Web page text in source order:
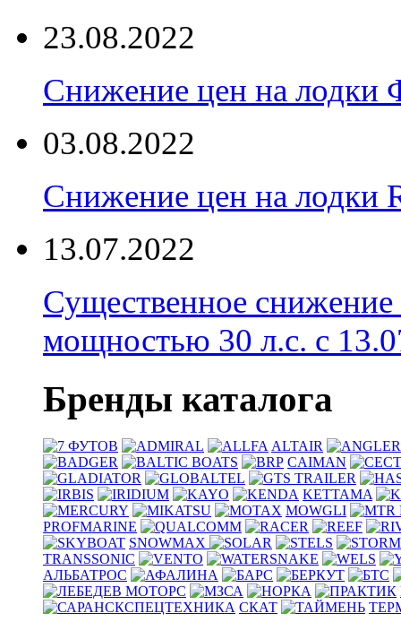
23.08.2022
Снижение цен на
03.08.2022
Снижение цен на лодки
13.07.2022
Существенное
мощностью 30 л.с. с
Бренды каталога
ALTAIR
CAIMAN
KETTAMA
MOWGLI
PROFMARINE
SNOWMAX
TRANSSONIC
АЛЬБАТРОС
СКАТ